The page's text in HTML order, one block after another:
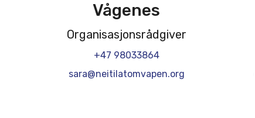
Vågenes
Organisasjonsrådgiver
+47 98033864
sara@neitilatomvapen.org